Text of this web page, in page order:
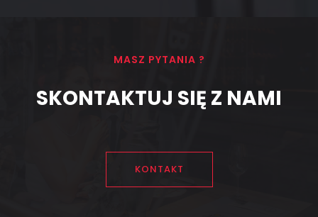
MASZ PYTANIA ?
SKONTAKTUJ SIĘ Z NAMI
KONTAKT